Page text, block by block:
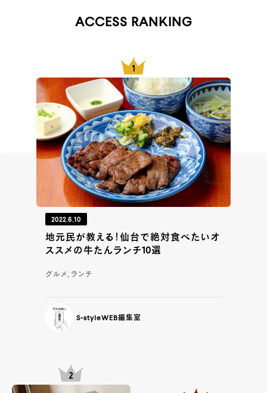
ACCESS RANKING
2022.6.10
地元民が教える！仙台で絶対食べたいオ
ススメの牛たんランチ10選
グルメ, ランチ
S-styleWEB編集室